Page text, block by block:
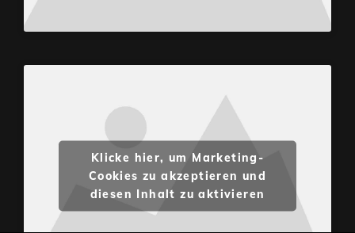
Klicke hier, um Marketing-
Cookies zu akzeptieren und
diesen Inhalt zu aktivieren